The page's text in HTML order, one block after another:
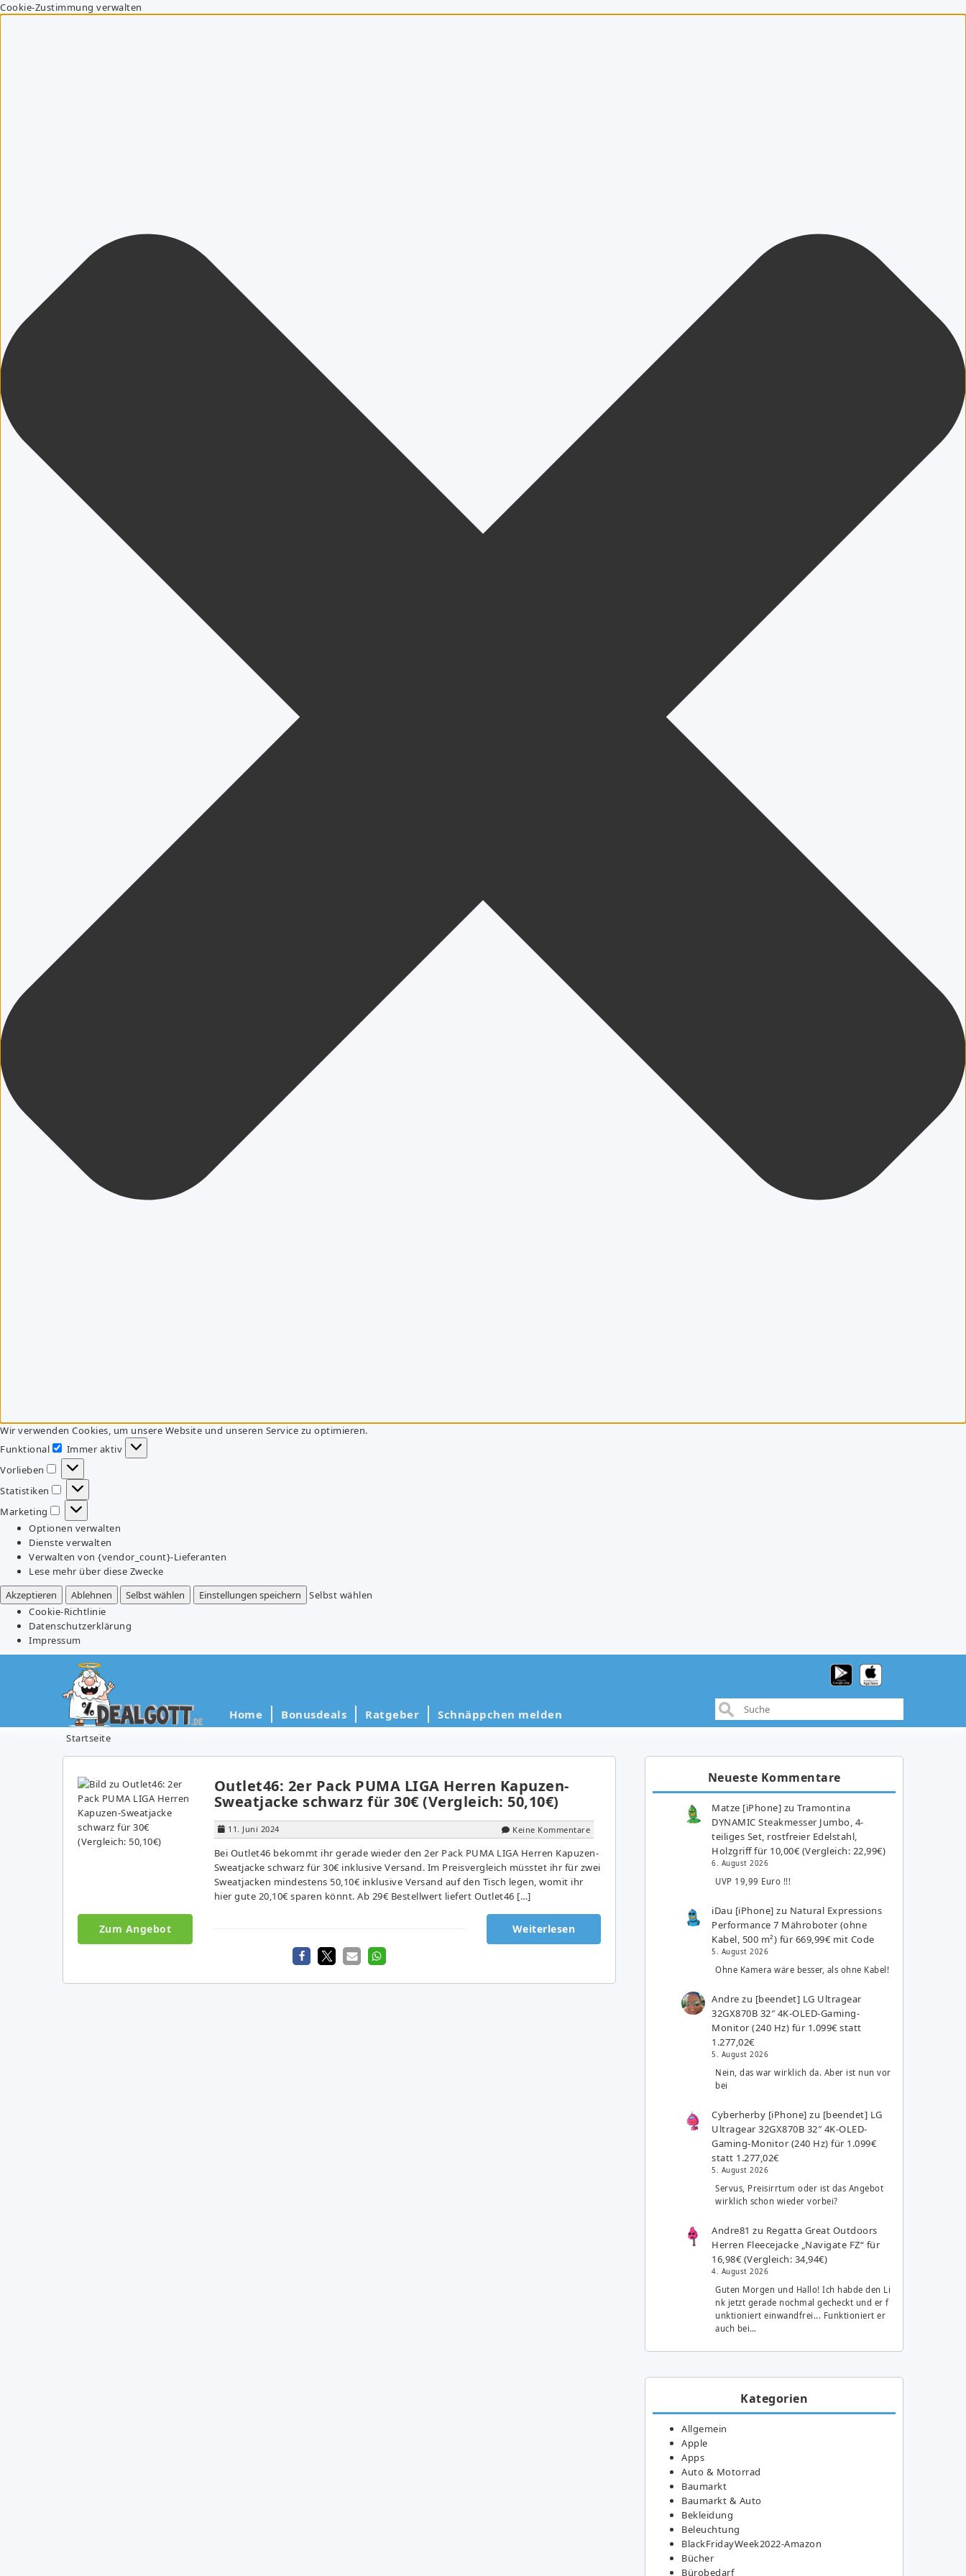
Cookie-Zustimmung verwalten
Wir verwenden Cookies, um unsere Website und unseren Service zu optimieren.
Funktional
Funktional
Immer aktiv
Vorlieben
Vorlieben
Statistiken
Statistiken
Marketing
Marketing
Optionen verwalten
Dienste verwalten
Verwalten von {vendor_count}-Lieferanten
Lese mehr über diese Zwecke
Akzeptieren
Ablehnen Selbst wählen Einstellungen speichern
Selbst wählen
Cookie-Richtlinie
Datenschutzerklärung
Impressum
Home Bonusdeals Ratgeber Schnäppchen melden
Startseite
Outlet46: 2er Pack PUMA LIGA Herren Kapuzen-
Sweatjacke schwarz für 30€ (Vergleich: 50,10€)
11. Juni 2024 Keine Kommentare
Bei Outlet46 bekommt ihr gerade wieder den 2er Pack PUMA LIGA Herren Kapuzen-
Sweatjacke schwarz für 30€ inklusive Versand. Im Preisvergleich müsstet ihr für zwei
Sweatjacken mindestens 50,10€ inklusive Versand auf den Tisch legen, womit ihr
hier gute 20,10€ sparen könnt. Ab 29€ Bestellwert liefert Outlet46 […]
Zum Angebot Weiterlesen
Neueste Kommentare
Matze [iPhone] zuTramontina
DYNAMIC Steakmesser Jumbo, 4-
teiliges Set, rostfreier Edelstahl,
Holzgriff für 10,00€ (Vergleich: 22,99€)
6. August 2026
UVP 19,99 Euro !!!
iDau [iPhone] zu Natural Expressions
Performance 7 Mähroboter (ohne
Kabel, 500 m²) für 669,99€ mit Code
5. August 2026
Ohne Kamera wäre besser, als ohne Kabel!
Andre zu [beendet] LG Ultragear
32GX870B 32″ 4K-OLED-Gaming-
Monitor (240 Hz) für 1.099€ statt
1.277,02€
5. August 2026
Nein, das war wirklich da. Aber ist nun vor
bei
Cyberherby [iPhone] zu [beendet] LG
Ultragear 32GX870B 32″ 4K-OLED-
Gaming-Monitor (240 Hz) für 1.099€
statt 1.277,02€
5. August 2026
Servus, Preisirrtum oder ist das Angebot
wirklich schon wieder vorbei?
Andre81 zu Regatta Great Outdoors
Herren Fleecejacke „Navigate FZ“ für
16,98€ (Vergleich: 34,94€)
4. August 2026
Guten Morgen und Hallo! Ich habde den Li
nk jetzt gerade nochmal gecheckt und er f
unktioniert einwandfrei... Funktioniert er
auch bei…
Kategorien
Allgemein
Apple
Apps
Auto & Motorrad
Baumarkt
Baumarkt & Auto
Bekleidung
Beleuchtung
BlackFridayWeek2022-Amazon
Bücher
Bürobedarf